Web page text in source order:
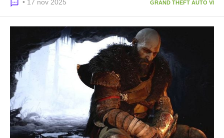
• 17 nov 2025 GRAND THEFT AUTO VI